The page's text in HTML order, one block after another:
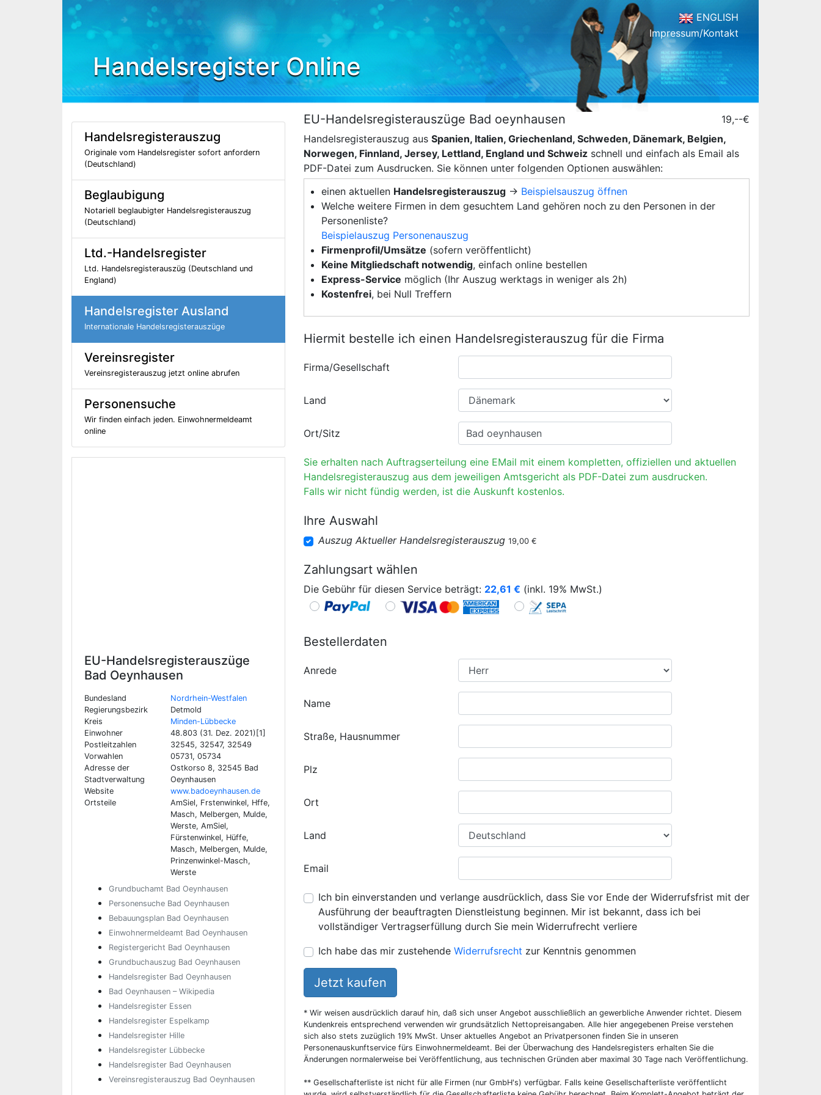
Handelsregister Online
ENGLISH
Impressum/Kontakt
Handelsregisterauszug
Originale vom Handelsregister sofort anfordern
(Deutschland)
Beglaubigung
Notariell beglaubigter Handelsregisterauszug
(Deutschland)
Ltd.-Handelsregister
Ltd. Handelsregisterauszüg (Deutschland und
England)
Handelsregister Ausland
Internationale Handelsregisterauszüge
Vereinsregister
Vereinsregisterauszug jetzt online abrufen
Personensuche
Wir finden einfach jeden. Einwohnermeldeamt
online
EU-Handelsregisterauszüge
Bad Oeynhausen
Bundesland
Nordrhein-Westfalen
Regierungsbezirk
Detmold
Kreis
Minden-Lübbecke
Einwohner
48.803 (31. Dez. 2021)[1]
Postleitzahlen
32545, 32547, 32549
Vorwahlen
05731, 05734
Adresse der
Stadtverwaltung
Ostkorso 8, 32545 Bad
Oeynhausen
Website
www.badoeynhausen.de
Ortsteile
AmSiel, Frstenwinkel, Hffe,
Masch, Melbergen, Mulde,
Werste, AmSiel,
Fürstenwinkel, Hüffe,
Masch, Melbergen, Mulde,
Prinzenwinkel-Masch,
Werste
Grundbuchamt Bad Oeynhausen
Personensuche Bad Oeynhausen
Bebauungsplan Bad Oeynhausen
Einwohnermeldeamt Bad Oeynhausen
Registergericht Bad Oeynhausen
Grundbuchauszug Bad Oeynhausen
Handelsregister Bad Oeynhausen
Bad Oeynhausen – Wikipedia
Handelsregister Essen
Handelsregister Espelkamp
Handelsregister Hille
Handelsregister Lübbecke
Handelsregister Bad Oeynhausen
Vereinsregisterauszug Bad Oeynhausen
EU-Handelsregisterauszüge Bad oeynhausen
19,--€
Handelsregisterauszug aus Spanien, Italien, Griechenland, Schweden, Dänemark, Belgien,
Norwegen, Finnland, Jersey, Lettland, England und Schweiz schnell und einfach als Email als
PDF-Datei zum Ausdrucken. Sie können unter folgenden Optionen auswählen:
einen aktuellen Handelsregisterauszug → Beispielsauszug öffnen
Welche weitere Firmen in dem gesuchtem Land gehören noch zu den Personen in der
Personenliste?
Beispielauszug Personenauszug
Firmenprofil/Umsätze (sofern veröffentlicht)
Keine Mitgliedschaft notwendig, einfach online bestellen
Express-Service möglich (Ihr Auszug werktags in weniger als 2h)
Kostenfrei, bei Null Treffern
Hiermit bestelle ich einen Handelsregisterauszug für die Firma
Firma/Gesellschaft
Land
Ort/Sitz
Sie erhalten nach Auftragserteilung eine EMail mit einem kompletten, offiziellen und aktuellen
Handelsregisterauszug aus dem jeweiligen Amtsgericht als PDF-Datei zum ausdrucken.
Falls wir nicht fündig werden, ist die Auskunft kostenlos.
Ihre Auswahl
Auszug Aktueller Handelsregisterauszug 19,00 €
Zahlungsart wählen
Die Gebühr für diesen Service beträgt: 22,61 € (inkl. 19% MwSt.)
Bestellerdaten
Anrede
Name
Straße, Hausnummer
Plz
Ort
Land
Email
Ich bin einverstanden und verlange ausdrücklich, dass Sie vor Ende der Widerrufsfrist mit der
Ausführung der beauftragten Dienstleistung beginnen. Mir ist bekannt, dass ich bei
vollständiger Vertragserfüllung durch Sie mein Widerrufrecht verliere
Ich habe das mir zustehende Widerrufsrecht zur Kenntnis genommen
Jetzt kaufen
* Wir weisen ausdrücklich darauf hin, daß sich unser Angebot ausschließlich an gewerbliche Anwender richtet. Diesem
Kundenkreis entsprechend verwenden wir grundsätzlich Nettopreisangaben. Alle hier angegebenen Preise verstehen
sich also stets zuzüglich 19% MwSt. Unser aktuelles Angebot an Privatpersonen finden Sie in unseren
Personenauskunftservice fürs Einwohnermeldeamt. Bei der Überwachung des Handelsregisters erhalten Sie die
Änderungen normalerweise bei Veröffentlichung, aus technischen Gründen aber maximal 30 Tage nach Veröffentlichung.
** Gesellschafterliste ist nicht für alle Firmen (nur GmbH's) verfügbar. Falls keine Gesellschafterliste veröffentlicht